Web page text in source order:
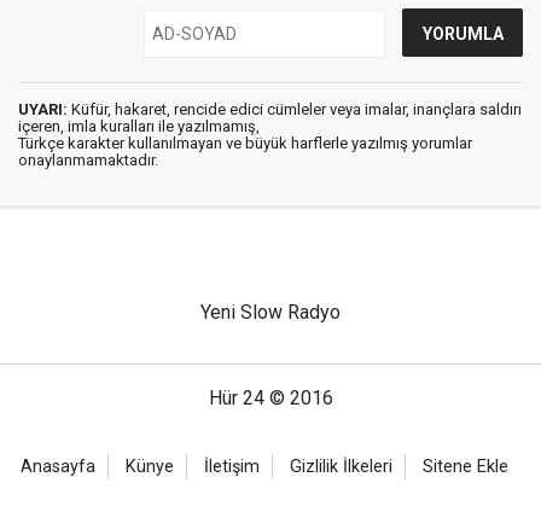
UYARI: Küfür, hakaret, rencide edici cümleler veya imalar, inançlara saldırı
içeren, imla kuralları ile yazılmamış,
Türkçe karakter kullanılmayan ve büyük harflerle yazılmış yorumlar
onaylanmamaktadır.
Yeni Slow Radyo
Hür 24 © 2016
Anasayfa Künye İletişim Gizlilik İlkeleri Sitene Ekle